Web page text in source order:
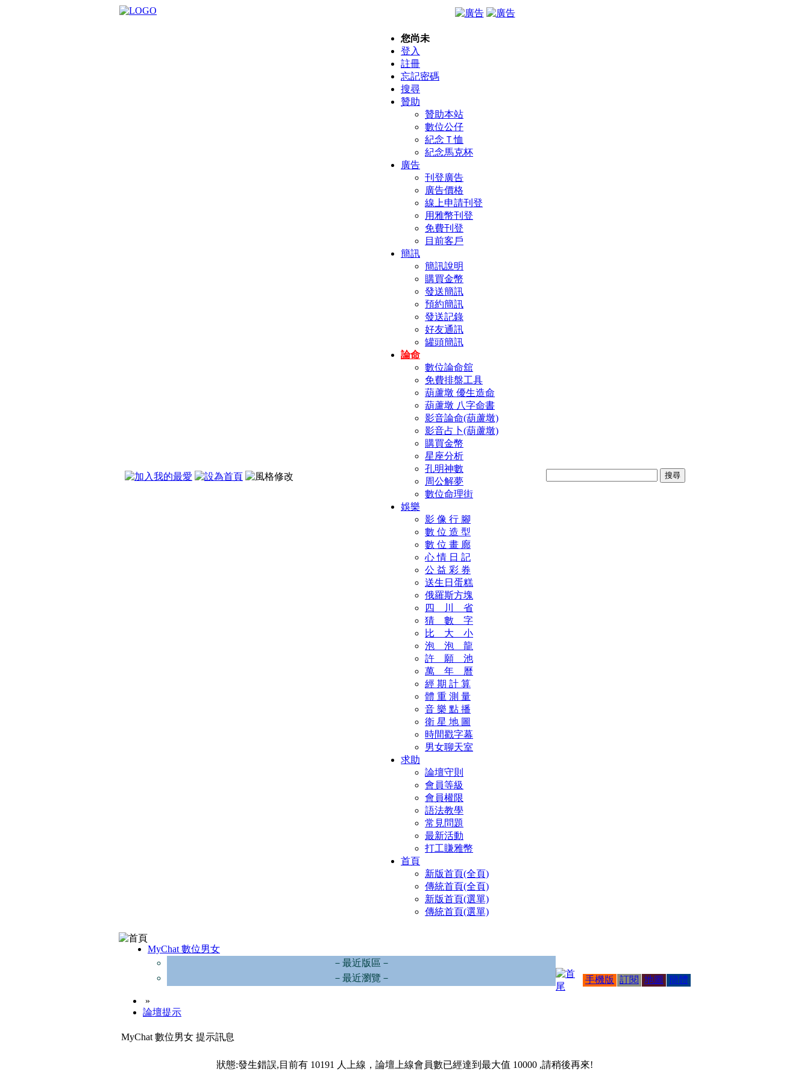
您尚未
登入
註冊
忘記密碼
搜尋
贊助
贊助本站
數位公仔
紀念Ｔ恤
紀念馬克杯
廣告
刊登廣告
廣告價格
線上申請刊登
用雅幣刊登
免費刊登
目前客戶
簡訊
簡訊說明
購買金幣
發送簡訊
預約簡訊
發送記錄
好友通訊
罐頭簡訊
論命
數位論命舘
免費排盤工具
葫蘆墩 優生造命
葫蘆墩 八字命書
影音論命(葫蘆墩)
影音占卜(葫蘆墩)
購買金幣
星座分析
孔明神數
周公解夢
數位命理街
娛樂
影 像 行 腳
數 位 造 型
數 位 畫 廊
心 情 日 記
公 益 彩 券
送生日蛋糕
俄羅斯方塊
四 川 省
猜 數 字
比 大 小
泡 泡 龍
許 願 池
萬 年 曆
經 期 計 算
體 重 測 量
音 樂 點 播
衛 星 地 圖
時間戳字幕
男女聊天室
求助
論壇守則
會員等級
會員權限
語法教學
常見問題
最新活動
打工賺雅幣
首頁
新版首頁(全頁)
傳統首頁(全頁)
新版首頁(選單)
傳統首頁(選單)
MyChat 數位男女
－最近版區－
－最近瀏覽－
»
論壇提示
手機版 訂閱 地圖 簡體
MyChat 數位男女 提示訊息
狀態:發生錯誤,目前有 10191 人上線，論壇上線會員數已經達到最大值 10000 ,請稍後再來!